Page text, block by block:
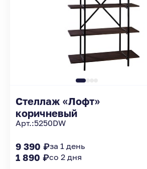
Стеллаж «Лофт»
коричневый
Арт.:5250DW
9 390 ₽за 1 день
1 890 ₽со 2 дня